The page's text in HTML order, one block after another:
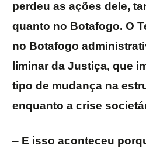
perdeu as ações dele,
quanto no Botafogo. O
no Botafogo
liminar da Justiça, que
tipo de mudança na
enquanto a crise
– E isso aconteceu